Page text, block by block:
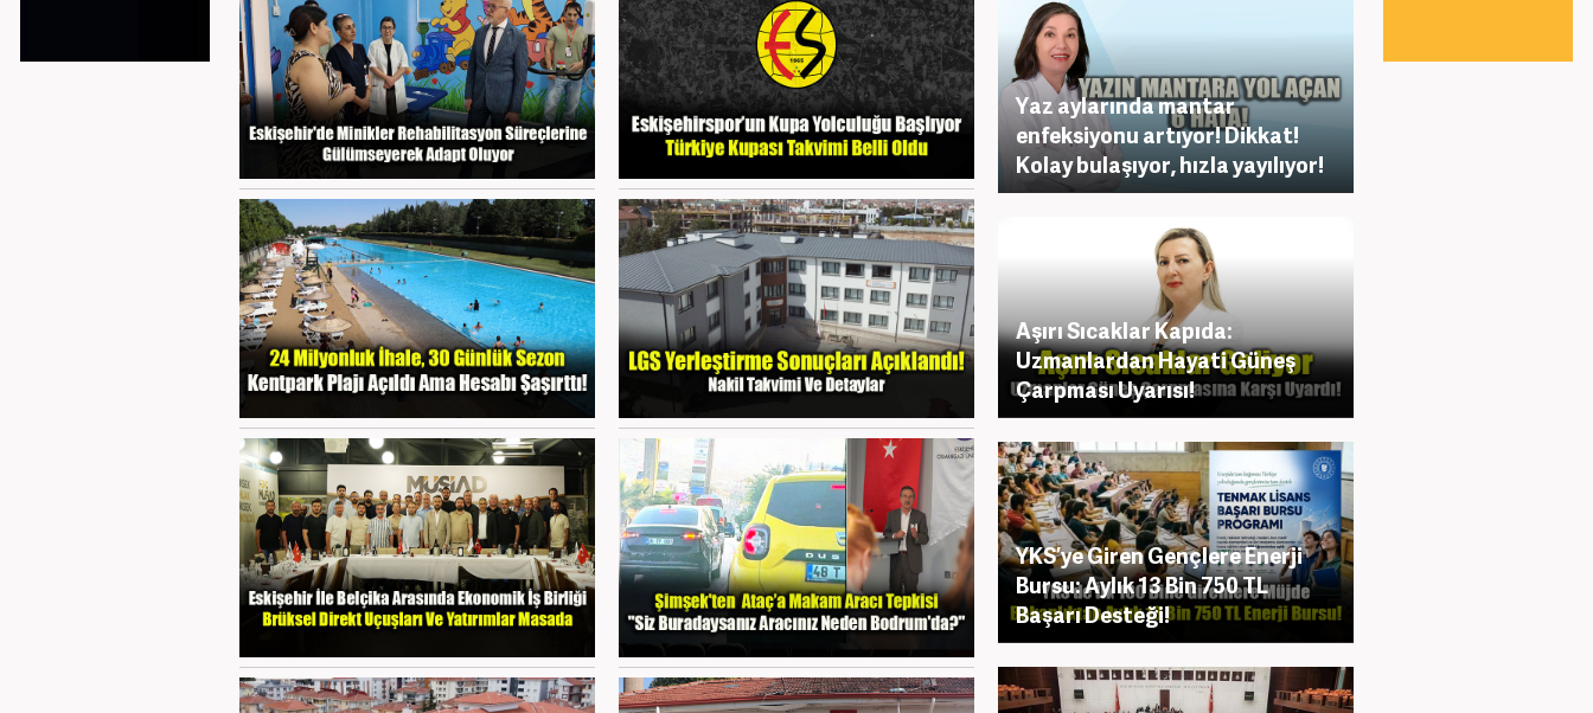
Yaz aylarında mantar
enfeksiyonu artıyor! Dikkat!
Kolay bulaşıyor, hızla yayılıyor!
Aşırı Sıcaklar Kapıda:
Uzmanlardan Hayati Güneş
Çarpması Uyarısı!
YKS’ye Giren Gençlere Enerji
Bursu: Aylık 13 Bin 750 TL
Başarı Desteği!